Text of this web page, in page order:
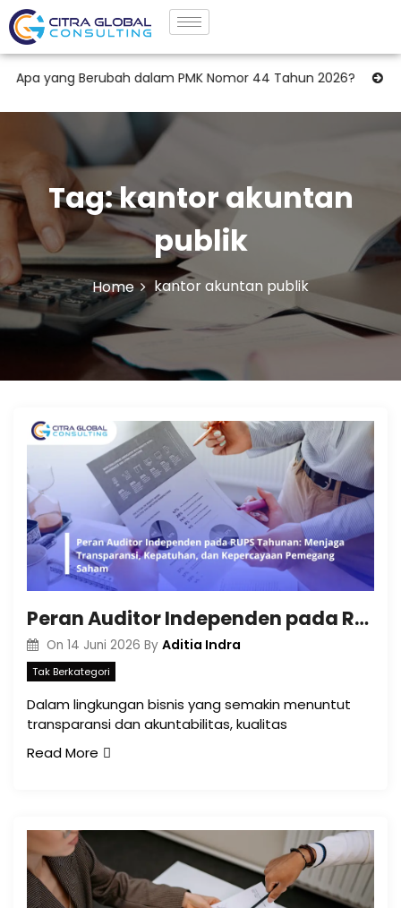
yang Berubah dalam PMK Nomor 44 Tahun 2026? KRK
Tag:kantor akuntan
publik
Home kantor akuntan publik
Peran Auditor Independen pada RUPS Tahunan: Menjaga Transparansi, Kepatuhan, dan Kepercayaan Pemegang Saham
On 14 Juni 2026 By Aditia Indra
Tak Berkategori
Dalam lingkungan bisnis yang semakin menuntut
transparansi dan akuntabilitas, kualitas
Read More